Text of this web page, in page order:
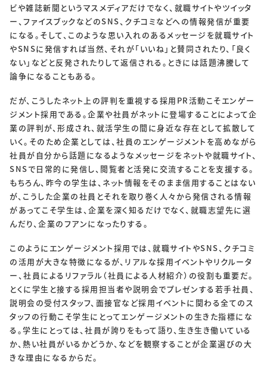
ビや雑誌新聞というマスメディアだけでなく、就職サイトやツイッタ
ー、ファイスブックなどのSNS、クチコミなどへの情報発信が重要
になる。そして、このような思い入れのあるメッセージを就職サイト
やSNSに発信すれば当然、それが「いいね」と賛同されたり、「良く
ない」などと反発されたりして返信される。ときには話題沸騰して
論争になることもある。
だが、こうしたネット上の評判を重視する採用PR活動こそエンゲー
ジメント採用である。企業や社員がネットに登場することによって企
業の評判が、形成され、就活学生の間に身近な存在として拡散して
いく。そのため企業としては、社員のエンゲージメントを高めながら
社員が自分から話題になるようなメッセージをネットや就職サイト、
SNSで日常的に発信し、閲覧者と活発に交流することを支援する。
もちろん、昨今の学生は、ネット情報をそのまま信用することはない
が、こうした企業の社員とそれを取り巻く人々から発信される情報
があってこそ学生は、企業を深く知るだけでなく、就職志望先に選
んだり、企業のフアンになったりする。
このようにエンゲージメント採用では、就職サイトやSNS、クチコミ
の活用が大きな特徴になるが、リアルな採用イベントやリクルータ
ー、社員によるリファラル（社員による人材紹介）の役割も重要だ。
とくに学生と接する採用担当者や説明会でプレゼンする若手社員、
説明会の受付スタッフ、面接官など採用イベントに関わる全てのス
タッフの行動こそ学生にとってエンゲージメントの生きた指標にな
る。学生にとっては、社員が誇りをもって語り、生き生き働いている
か、熱い社員がいるかどうか、などを観察することが企業選びの大
きな理由になるからだ。